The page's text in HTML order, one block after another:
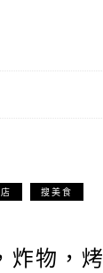
搜美食
炸物，烤